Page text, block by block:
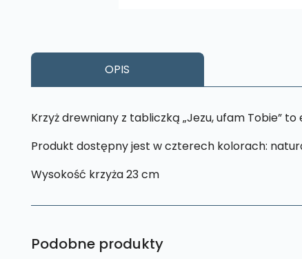
OPIS
Krzyż drewniany z tabliczką „Jezu, ufam Tobie”
Produkt dostępny jest w czterech kolorach:
Wysokość krzyża 23 cm
Podobne produkty